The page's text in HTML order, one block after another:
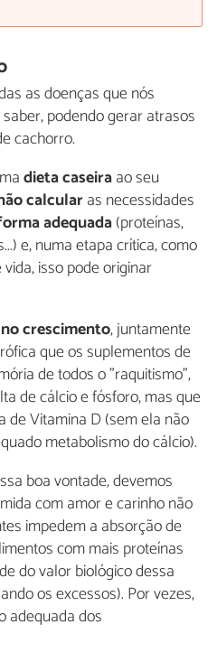
as doenças que nós
podendo gerar atrasos
cachorro.
dieta caseiraao seu
calcularas necessidades
adequada(proteínas,
e, numa etapa crítica, como
isso pode originar
crescimento, juntamente
que os suplementos de
de todos o "raquitismo",
de cálcio e fósforo, mas que
de Vitamina D (sem ela não
metabolismo do cálcio).
boa vontade, devemos
com amor e carinho não
impedem a absorção de
com mais proteínas
do valor biológico dessa
os excessos). Por vezes,
adequada dos